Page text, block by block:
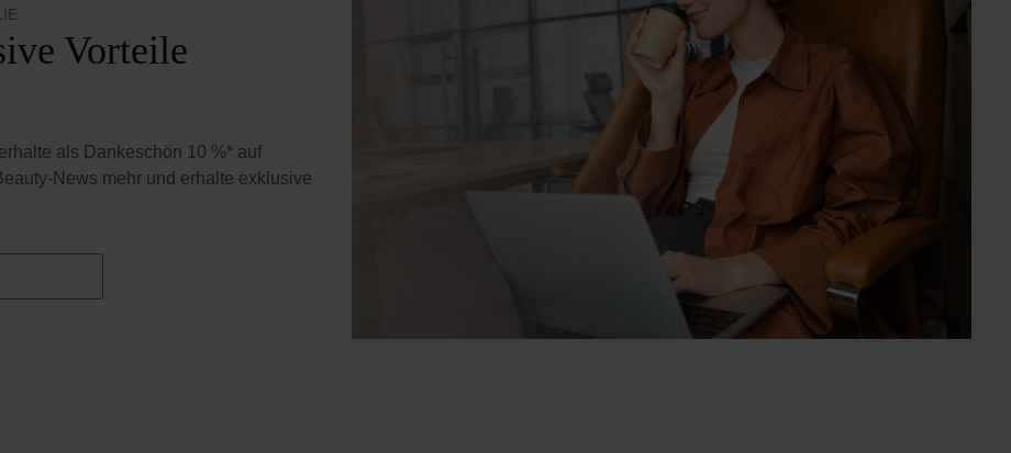
Vorteile
als Dankeschön 10 %* auf
News mehr und erhalte exklusive